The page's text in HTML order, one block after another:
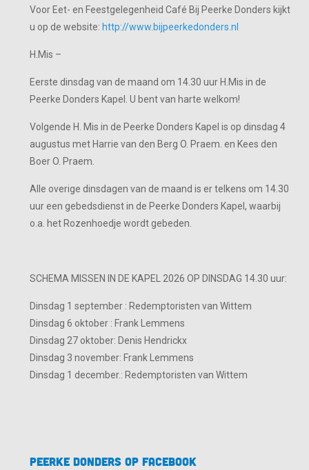
Voor Eet- en Feestgelegenheid Café Bij Peerke Donders kijkt
u op de website: http://www.bijpeerkedonders.nl
H.Mis –
Eerste dinsdag van de maand om 14.30 uur H.Mis in de
Peerke Donders Kapel. U bent van harte welkom!
Volgende H. Mis in de Peerke Donders Kapel is op dinsdag 4
augustus met Harrie van den Berg O. Praem. en Kees den
Boer O. Praem.
Alle overige dinsdagen van de maand is er telkens om 14.30
uur een gebedsdienst in de Peerke Donders Kapel, waarbij
o.a. het Rozenhoedje wordt gebeden.
SCHEMA MISSEN IN DE KAPEL 2026 OP DINSDAG 14.30 uur:
Dinsdag 1 september : Redemptoristen van Wittem
Dinsdag 6 oktober : Frank Lemmens
Dinsdag 27 oktober: Denis Hendrickx
Dinsdag 3 november: Frank Lemmens
Dinsdag 1 december.: Redemptoristen van Wittem
Peerke Donders op Facebook